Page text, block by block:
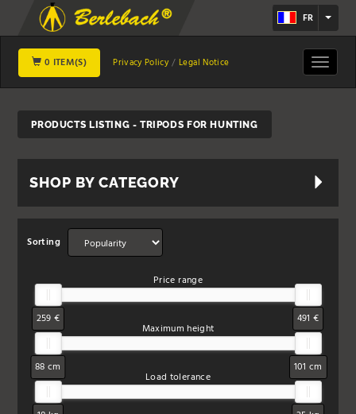
FR
0 ITEM(S) Privacy Policy Legal Notice
Toggle
PRODUCTS LISTING - TRIPODS FOR HUNTING
SHOP BY CATEGORY
Sorting
Price range
259 € 491 €
Maximum height
88 cm 101 cm
Load tolerance